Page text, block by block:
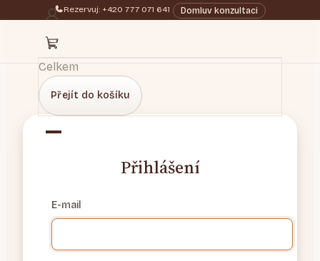
Rezervuj: +420 777 071 641 Domluv konzultaci
Celkem
Přejít do košíku
Přihlášení
E-mail